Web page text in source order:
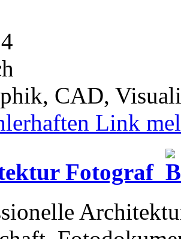
CAD,
Link
Fotograf